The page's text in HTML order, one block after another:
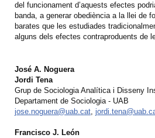
del funcionament d’aquests efectes
banda, a generar obediència a la llei de
barates que les estudiades
alguns dels efectes contraproduents de
José A. Noguera
Jordi Tena
Grup de Sociologia Analítica i Disseny
Departament de Sociologia - UAB
jose.noguera@uab.cat,
Francisco J. León